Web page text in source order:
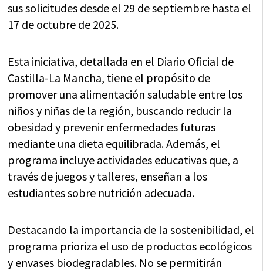
sus solicitudes desde el 29 de septiembre hasta el
17 de octubre de 2025.
Esta iniciativa, detallada en el Diario Oficial de
Castilla-La Mancha, tiene el propósito de
promover una alimentación saludable entre los
niños y niñas de la región, buscando reducir la
obesidad y prevenir enfermedades futuras
mediante una dieta equilibrada. Además, el
programa incluye actividades educativas que, a
través de juegos y talleres, enseñan a los
estudiantes sobre nutrición adecuada.
Destacando la importancia de la sostenibilidad, el
programa prioriza el uso de productos ecológicos
y envases biodegradables. No se permitirán